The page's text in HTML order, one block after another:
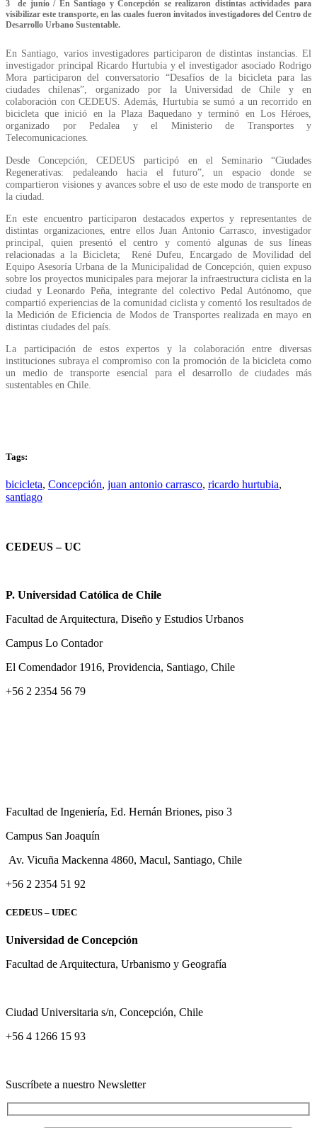
3 de junio / En Santiago y Concepción se realizaron distintas actividades para
visibilizar este transporte, en las cuales fueron invitados investigadores del Centro de
Desarrollo Urbano Sustentable.
En Santiago, varios investigadores participaron de distintas instancias. El
investigador principal Ricardo Hurtubia y el investigador asociado Rodrigo
Mora participaron del conversatorio “Desafíos de la bicicleta para las
ciudades chilenas”, organizado por la Universidad de Chile y en
colaboración con CEDEUS. Además, Hurtubia se sumó a un recorrido en
bicicleta que inició en la Plaza Baquedano y terminó en Los Héroes,
organizado por Pedalea y el Ministerio de Transportes y
Telecomunicaciones.
Desde Concepción, CEDEUS participó en el Seminario “Ciudades
Regenerativas: pedaleando hacia el futuro”, un espacio donde se
compartieron visiones y avances sobre el uso de este modo de transporte en
la ciudad.
En este encuentro participaron destacados expertos y representantes de
distintas organizaciones, entre ellos Juan Antonio Carrasco, investigador
principal, quien presentó el centro y comentó algunas de sus líneas
relacionadas a la Bicicleta; René Dufeu, Encargado de Movilidad del
Equipo Asesoría Urbana de la Municipalidad de Concepción, quien expuso
sobre los proyectos municipales para mejorar la infraestructura ciclista en la
ciudad y Leonardo Peña, integrante del colectivo Pedal Autónomo, que
compartió experiencias de la comunidad ciclista y comentó los resultados de
la Medición de Eficiencia de Modos de Transportes realizada en mayo en
distintas ciudades del país.
La participación de estos expertos y la colaboración entre diversas
instituciones subraya el compromiso con la promoción de la bicicleta como
un medio de transporte esencial para el desarrollo de ciudades más
sustentables en Chile.
Tags:
bicicleta, Concepción, juan antonio carrasco, ricardo hurtubia,
santiago
CEDEUS – UC
P. Universidad Católica de Chile
Facultad de Arquitectura, Diseño y Estudios Urbanos
Campus Lo Contador
El Comendador 1916, Providencia, Santiago, Chile
+56 2 2354 56 79
Facultad de Ingeniería, Ed. Hernán Briones, piso 3
Campus San Joaquín
Av. Vicuña Mackenna 4860, Macul, Santiago, Chile
+56 2 2354 51 92
CEDEUS – UDEC
Universidad de Concepción
Facultad de Arquitectura, Urbanismo y Geografía
Ciudad Universitaria s/n, Concepción, Chile
+56 4 1266 15 93
Suscríbete a nuestro Newsletter